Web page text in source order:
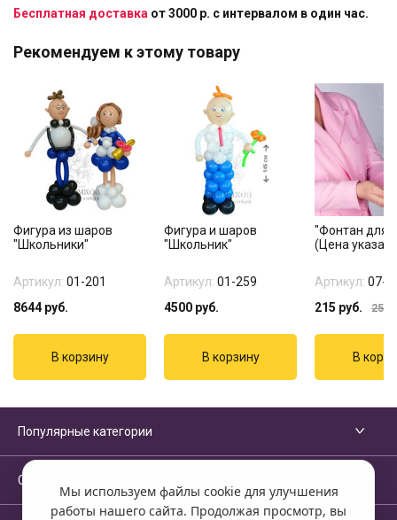
Мы используем файлы cookie для улучшения
работы нашего сайта. Продолжая просмотр, вы
Бесплатная доставка от 3000 р. с интервалом в один час.
Рекомендуем к этому товару
Фигура из шаров
"Школьники"
Артикул: 01-201
8644 руб.
Фигура и шаров
"Школьник"
Артикул: 01-259
4500 руб.
"Фонтан для
(Цена
Артикул: 07-
215 руб. 255
Популярные категории
Сервисы и помощь